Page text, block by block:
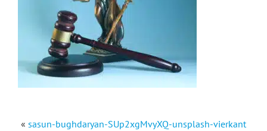
« sasun-bughdaryan-SUp2xgMvyXQ-unsplash-vierkant